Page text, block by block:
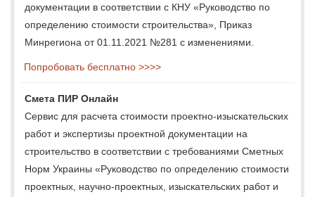
документации в соответствии с КНУ «Руководство по
определению стоимости строительства», Приказ
Минрегиона от 01.11.2021 №281 с изменениями.
Попробовать бесплатно >>>>
Смета ПИР Онлайн
Сервис для расчета стоимости проектно-изыскательских
работ и экспертизы проектной документации на
строительство в соответствии с требованиями Сметных
Норм Украины «Руководство по определению стоимости
проектных, научно-проектных, изыскательских работ и